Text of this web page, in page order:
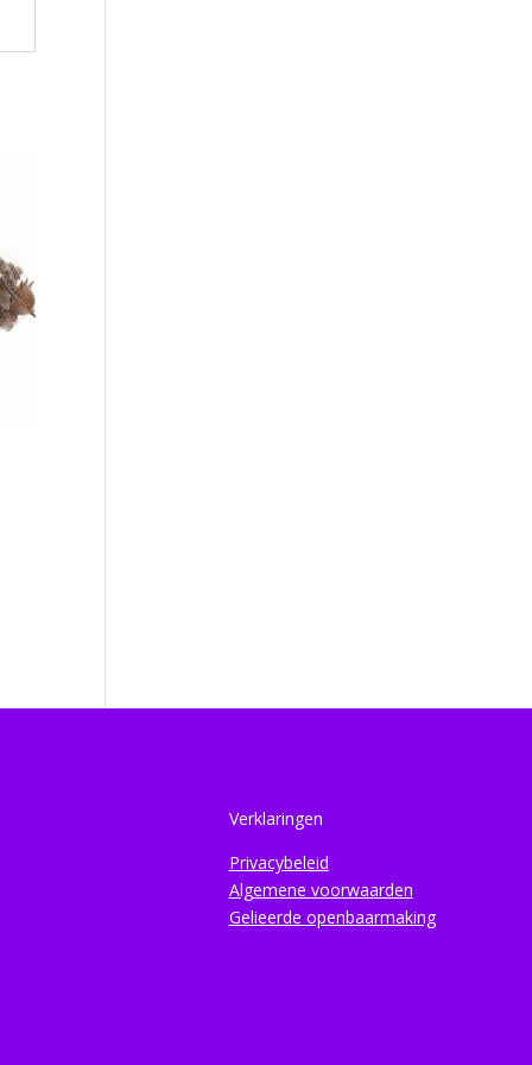
Verklaringen
Privacybeleid
Algemene voorwaarden
Gelieerde openbaarmaking